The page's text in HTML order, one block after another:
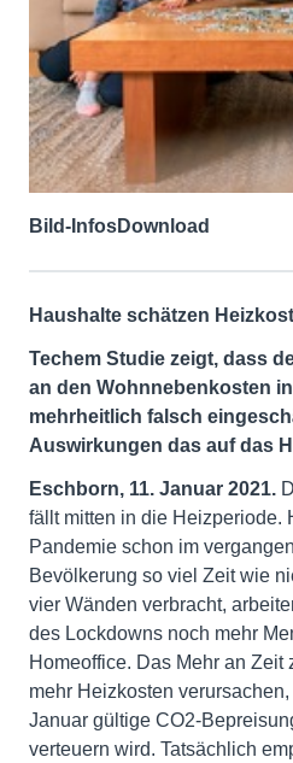
Bild-InfosDownload
Haushalte schätzen
Techem Studie zeigt, dass
an den Wohnnebenkosten
mehrheitlich falsch
Auswirkungen das auf das
Eschborn, 11. Januar 2021.
fällt mitten in die Heizperiode.
Pandemie schon im
Bevölkerung so viel Zeit wie
vier Wänden verbracht,
des Lockdowns noch mehr
Homeoffice. Das Mehr an Zeit
mehr Heizkosten
Januar gültige CO2-
verteuern wird. Tatsächlich